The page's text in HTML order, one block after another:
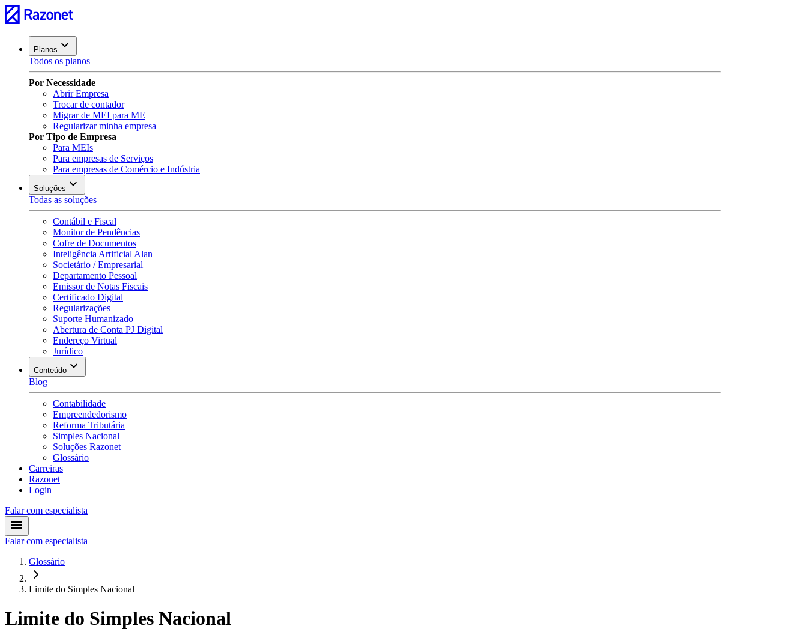
Planos
Todos os planos
Por Necessidade
Abrir Empresa
Trocar de contador
Migrar de MEI para ME
Regularizar minha empresa
Por Tipo de Empresa
Para MEIs
Para empresas de Serviços
Para empresas de Comércio e Indústria
Soluções
Todas as soluções
Contábil e Fiscal
Monitor de Pendências
Cofre de Documentos
Inteligência Artificial Alan
Societário / Empresarial
Departamento Pessoal
Emissor de Notas Fiscais
Certificado Digital
Regularizações
Suporte Humanizado
Abertura de Conta PJ Digital
Endereço Virtual
Jurídico
Conteúdo
Blog
Contabilidade
Empreendedorismo
Reforma Tributária
Simples Nacional
Soluções Razonet
Glossário
Carreiras
Razonet
Login
Falar com especialista
Falar com especialista
Glossário
Limite do Simples Nacional
Limite do Simples Nacional